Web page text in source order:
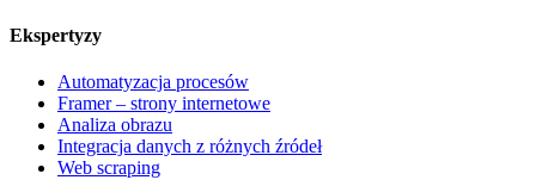
Ekspertyzy
Automatyzacja procesów
Framer – strony internetowe
Analiza obrazu
Integracja danych z różnych źródeł
Web scraping